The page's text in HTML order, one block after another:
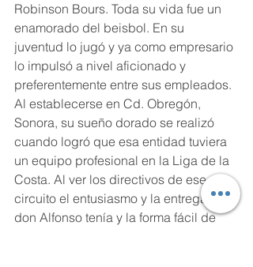
Robinson Bours. Toda su vida fue un
enamorado del beisbol. En su
juventud lo jugó y ya como empresario
lo impulsó a nivel aficionado y
preferentemente entre sus empleados.
Al establecerse en Cd. Obregón,
Sonora, su sueño dorado se realizó
cuando logró que esa entidad tuviera
un equipo profesional en la Liga de la
Costa. Al ver los directivos de ese
circuito el entusiasmo y la entrega que
don Alfonso tenía y la forma fácil de